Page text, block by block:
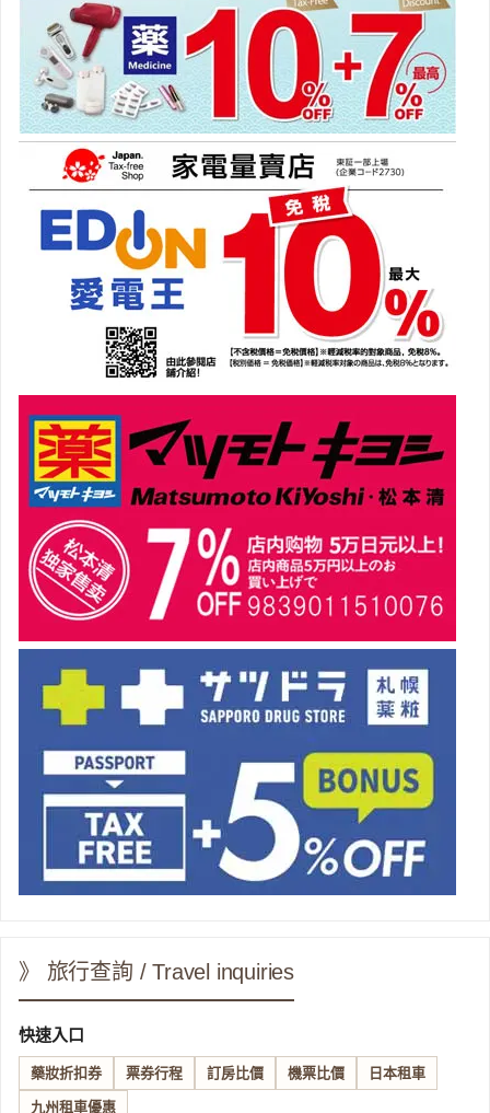
》 旅行查詢 / Travel inquiries
快速入口
藥妝折扣券 票券行程 訂房比價 機票比價 日本租車
九州租車優惠